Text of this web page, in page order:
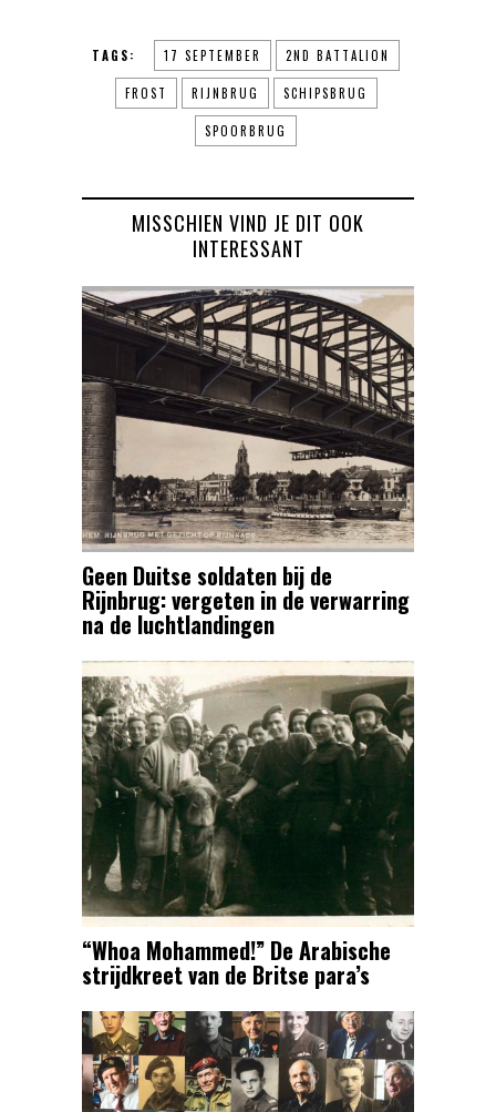
TAGS: 17 SEPTEMBER 2ND BATTALION
FROST RIJNBRUG SCHIPSBRUG
SPOORBRUG
MISSCHIEN VIND JE DIT OOK
INTERESSANT
Geen Duitse soldaten bij de
Rijnbrug: vergeten in de verwarring
na de luchtlandingen
“Whoa Mohammed!” De Arabische
strijdkreet van de Britse para’s